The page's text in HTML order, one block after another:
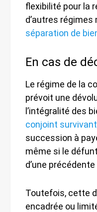
flexibilité pour la
d’autres
séparation de
En cas de
Le régime de la
prévoit une
l’intégralité des
conjoint survivant
succession à
même si le
d’une précédente
Toutefois, cette
encadrée ou